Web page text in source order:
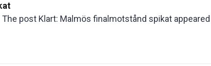
post Klart: Malmös finalmotstånd spikat